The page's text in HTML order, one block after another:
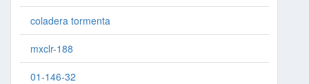
coladera tormenta
mxclr-188
01-146-32